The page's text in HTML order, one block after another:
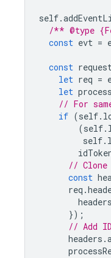
self.
/** @type
const evt =
const
let req =
let
// For
if (self.
(self.
self.
// Clone
const
req .
headers
});
// Add
headers .